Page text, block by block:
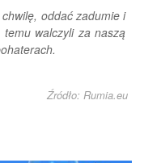
oddać zadumie i
walczyli za naszą
Źródło: Rumia.eu